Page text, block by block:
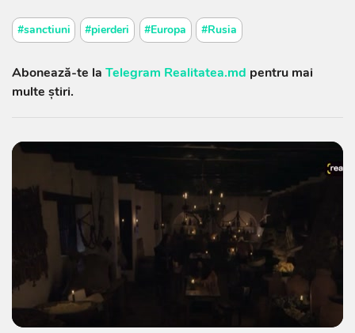
#sanctiuni #pierderi #Europa #Rusia
Abonează-te la Telegram Realitatea.md pentru mai
multe știri.